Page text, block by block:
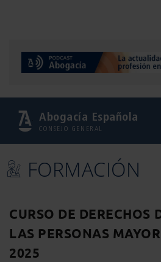
Abogacía Española
CONSEJO GENERAL
FORMACIÓN
CURSO DE DERECHOS
LAS PERSONAS
2025